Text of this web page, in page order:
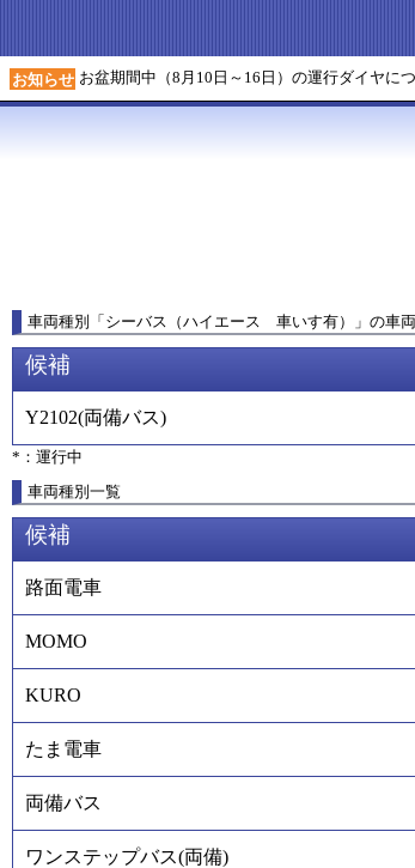
お知らせ お盆期間中（8月10日～16日）の運行ダイヤに
車両種別 「シーバス（ハイエース 車いす有） 」 の車
候補
Y2102(両備バス)
*：運行中
車両種別一覧
候補
路面電車
MOMO
KURO
たま電車
両備バス
ワンステップバス(両備)